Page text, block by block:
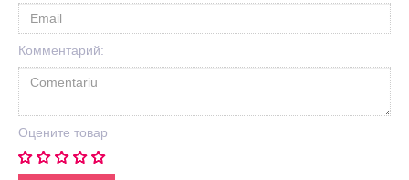
Комментарий:
Оцените товар